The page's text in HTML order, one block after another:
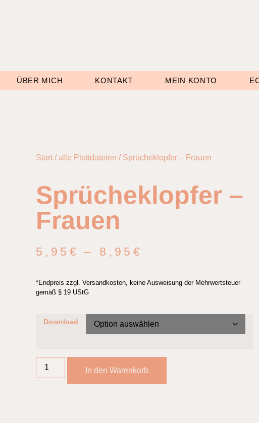
ÜBER MICH KONTAKT MEIN KONTO
Start/ alle Plottdateien / Sprücheklopfer – Frauen
Sprücheklopfer –
Frauen
5,95 € – 8,95 €
*Endpreis zzgl. Versandkosten, keine Ausweisung der Mehrwertsteuer
gemäß § 19 UStG
Download
In den Warenkorb